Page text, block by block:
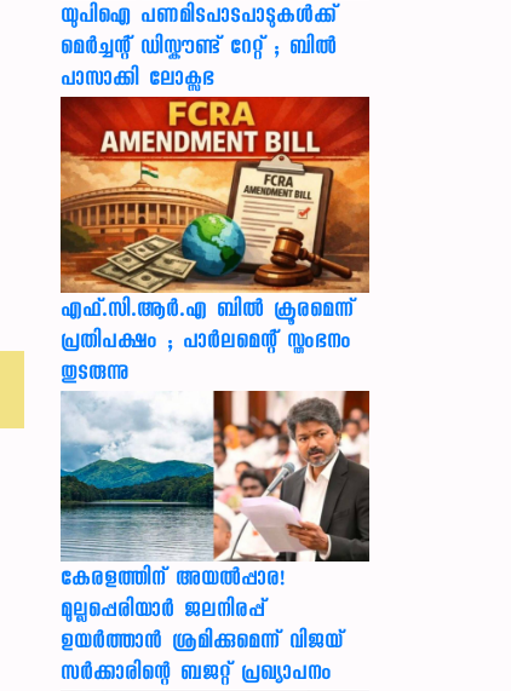
യുപിഐ പണമിടപാടപാടുകൾക്ക്
മെർച്ചന്റ് ഡിസ്കൗണ്ട് റേറ്റ് ; ബിൽ
പാസാക്കി ലോക്സഭ
എഫ്.സി.ആർ.എ ബിൽ ക്രൂരമെന്ന്
പ്രതിപക്ഷം ; പാർലമെന്റ് സ്തംഭനം
തുടരുന്നു
കേരളത്തിന് അ‌യൽപ്പാര!
മുല്ലപ്പെരിയാർ ജലനിരപ്പ്
ഉയർത്താൻ ശ്രമിക്കുമെന്ന് വിജയ്
സർക്കാരിന്റെ ബജറ്റ് പ്രഖ്യാപനം